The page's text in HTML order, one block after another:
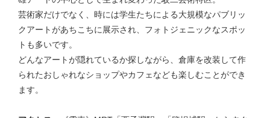
芸術家だけでなく、時には学生たちによる大規模なパブリッ
クアートがあちこちに展示され、フォトジェニックなスポッ
トも多いです。
どんなアートが隠れているか探しながら、倉庫を改装して作
られたおしゃれなショップやカフェなども楽しむことができ
ます。